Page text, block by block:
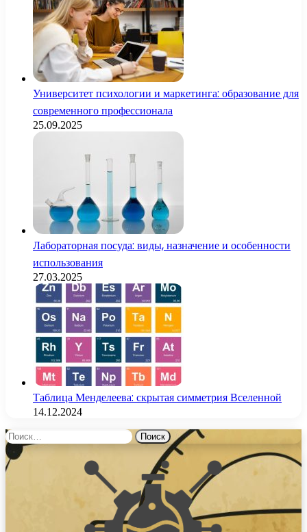
Университет психологии и маркетинга: образование для
современного профессионала
25.09.2025
Лабораторная посуда: виды, назначение и особенности
использования
27.03.2025
Таблица Менделеева: скрытая симметрия Вселенной
14.12.2024
Найти: